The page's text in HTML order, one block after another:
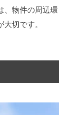
、物件の周辺環
切です。